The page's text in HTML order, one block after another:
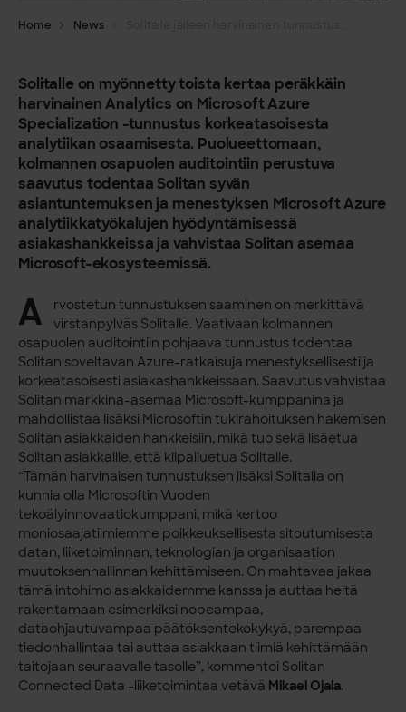
Home News
Solitalle on myönnetty toista kertaa peräkkäin
harvinainen Analytics on Microsoft Azure
Specialization -tunnustus korkeatasoisesta
analytiikan osaamisesta. Puolueettomaan,
kolmannen osapuolen auditointiin perustuva
saavutus todentaa Solitan syvän
asiantuntemuksen ja menestyksen Microsoft Azure
analytiikkatyökalujen hyödyntämisessä
asiakashankkeissa ja vahvistaa Solitan asemaa
Microsoft-ekosysteemissä.
A
rvostetun tunnustuksen saaminen on merkittävä
virstanpylväs Solitalle. Vaativaan kolmannen
osapuolen auditointiin pohjaava tunnustus todentaa
Solitan soveltavan Azure-ratkaisuja menestyksellisesti ja
korkeatasoisesti asiakashankkeissaan. Saavutus vahvistaa
Solitan markkina-asemaa Microsoft-kumppanina ja
mahdollistaa lisäksi Microsoftin tukirahoituksen hakemisen
Solitan asiakkaiden hankkeisiin, mikä tuo sekä lisäetua
Solitan asiakkaille, että kilpailuetua Solitalle.
“Tämän harvinaisen tunnustuksen lisäksi Solitalla on
kunnia olla Microsoftin Vuoden
tekoälyinnovaatiokumppani, mikä kertoo
moniosaajatiimiemme poikkeuksellisesta sitoutumisesta
datan, liiketoiminnan, teknologian ja organisaation
muutoksenhallinnan kehittämiseen. On mahtavaa jakaa
tämä intohimo asiakkaidemme kanssa ja auttaa heitä
rakentamaan esimerkiksi nopeampaa,
dataohjautuvampaa päätöksentekokykyä, parempaa
tiedonhallintaa tai auttaa asiakkaan tiimiä kehittämään
taitojaan seuraavalle tasolle”, kommentoi Solitan
Connected Data -liiketoimintaa vetävä Mikael Ojala.